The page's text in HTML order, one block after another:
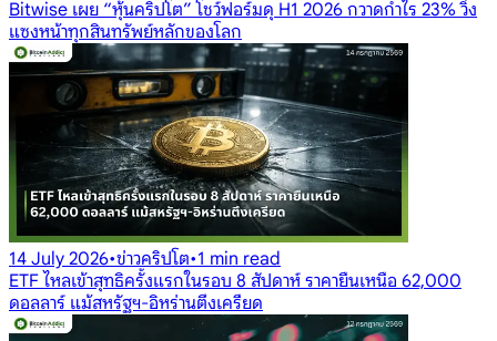
Bitwise เผย “หุ้นคริปโต” โชว์ฟอร์มดุ H1 2026 กวาดกำไร 23% วิ่ง
แซงหน้าทุกสินทรัพย์หลักของโลก
14 July 2026•ข่าวคริปโต•1 min read
ETF ไหลเข้าสุทธิครั้งแรกในรอบ 8 สัปดาห์ ราคายืนเหนือ 62,000
ดอลลาร์ แม้สหรัฐฯ-อิหร่านตึงเครียด